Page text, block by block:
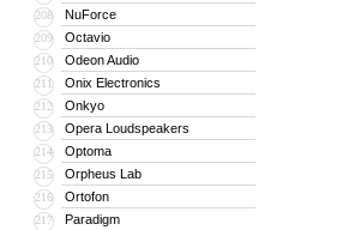
208 NuForce
209 Octavio
210 Odeon Audio
211 Onix Electronics
212 Onkyo
213 Opera Loudspeakers
214 Optoma
215 Orpheus Lab
216 Ortofon
217 Paradigm